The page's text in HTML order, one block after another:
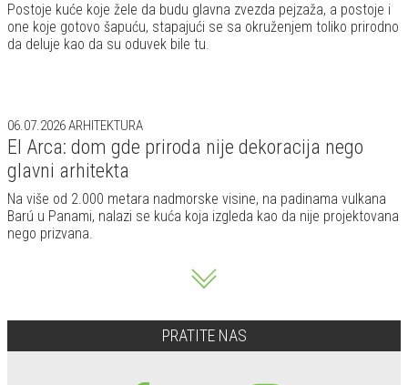
Postoje kuće koje žele da budu glavna zvezda pejzaža, a postoje i
one koje gotovo šapuću, stapajući se sa okruženjem toliko prirodno
da deluje kao da su oduvek bile tu.
06.07.2026ARHITEKTURA
El Arca: dom gde priroda nije dekoracija nego
glavni arhitekta
Na više od 2.000 metara nadmorske visine, na padinama vulkana
Barú u Panami, nalazi se kuća koja izgleda kao da nije projektovana
nego prizvana.
PRATITE NAS